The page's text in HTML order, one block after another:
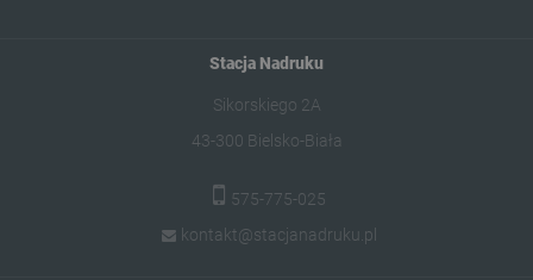
Stacja Nadruku
Sikorskiego 2A
43-300 Bielsko-Biała
575-775-025
kontakt@stacjanadruku.pl